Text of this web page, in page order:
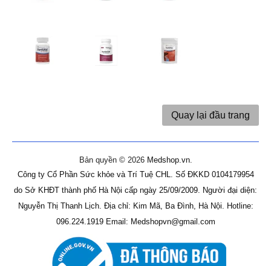
Quay lại đầu trang
Bản quyền © 2026 Medshop.vn.
Công ty Cổ Phần Sức khỏe và Trí Tuệ CHL. Số ĐKKD 0104179954
do Sở KHĐT thành phố Hà Nội cấp ngày 25/09/2009. Người đại diện:
Nguyễn Thị Thanh Lịch. Địa chỉ: Kim Mã, Ba Đình, Hà Nội. Hotline:
096.224.1919 Email: Medshopvn@gmail.com